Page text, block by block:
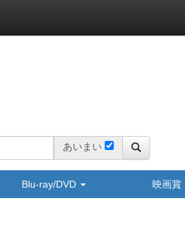
あいまい
Blu-ray/DVD 映画賞